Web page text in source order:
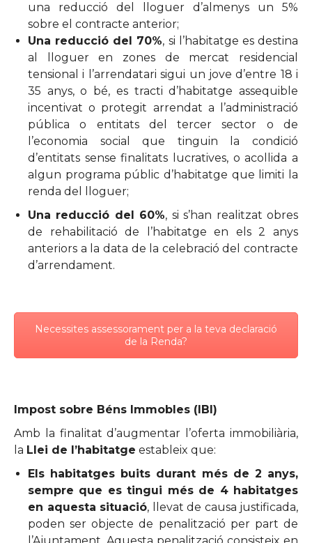
una reducció del lloguer d’almenys un 5%
sobre el contracte anterior;
Una reducció del 70%, si l’habitatge es destina
al lloguer en zones de mercat residencial
tensional i l’arrendatari sigui un jove d’entre 18 i
35 anys, o bé, es tracti d’habitatge assequible
incentivat o protegit arrendat a l’administració
pública o entitats del tercer sector o de
l’economia social que tinguin la condició
d’entitats sense finalitats lucratives, o acollida a
algun programa públic d’habitatge que limiti la
renda del lloguer;
Una reducció del 60%, si s’han realitzat obres
de rehabilitació de l’habitatge en els 2 anys
anteriors a la data de la celebració del contracte
d’arrendament.
Necessites assessorament per a la teva declaració
de la Renda?
Impost sobre Béns Immobles (IBI)
Amb la finalitat d’augmentar l’oferta immobiliària,
la Llei de l’habitatge estableix que:
Els habitatges buits durant més de 2 anys,
sempre que es tingui més de 4 habitatges
en aquesta situació, llevat de causa justificada,
poden ser objecte de penalització per part de